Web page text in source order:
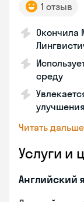
1 отзыв
Окончила
среду
Читать дальше
Услуги и
Английский